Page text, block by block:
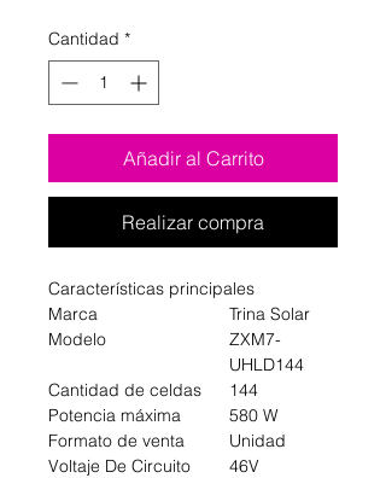
Cantidad *
Añadir al Carrito
Realizar compra
Características principales
Marca
Trina Solar
Modelo
ZXM7-
UHLD144
Cantidad de celdas
144
Potencia máxima
580 W
Formato de venta
Unidad
Voltaje De Circuito
46V